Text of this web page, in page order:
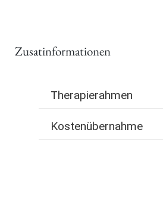
Zusatinformationen
Therapierahmen
Kostenübernahme